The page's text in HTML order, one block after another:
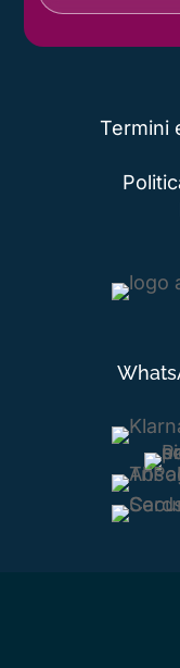
Termini